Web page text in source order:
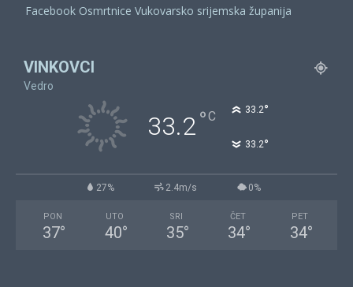
Facebook Osmrtnice Vukovarsko srijemska županija
VINKOVCI
Vedro
33.2°C 33.2°
33.2°
27% 2.4m/s 0%
PON
37°
UTO
40°
SRI
35°
ČET
34°
PET
34°